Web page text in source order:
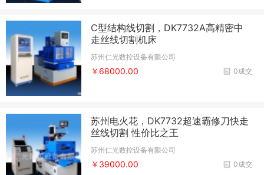
C型结构线切割，DK7732A高精密中
走丝线切割机床
苏州仁光数控设备有限公司
0成交
￥68000.00
苏州电火花，DK7732超速霸修刀快走
丝线切割 性价比之王
苏州仁光数控设备有限公司
0成交
￥39000.00